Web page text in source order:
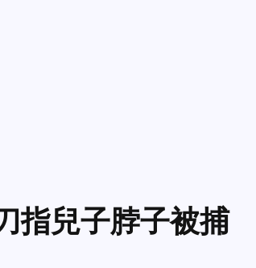
兒子脖子被捕